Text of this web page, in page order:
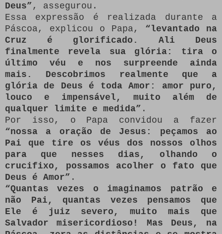
Deus” , assegurou.
Essa expressão é realizada durante a
Páscoa, explicou o Papa, “levantado na
Cruz é glorificado. Ali Deus
finalmente revela sua glória: tira o
último véu e nos surpreende ainda
mais. Descobrimos realmente que a
glória de Deus é toda Amor: amor puro,
louco e impensável, muito além de
qualquer limite e medida” .
Por isso, o Papa convidou a fazer
“nossa a oração de Jesus: peçamos ao
Pai que tire os véus dos nossos olhos
para que nesses dias, olhando o
crucifixo, possamos acolher o fato que
Deus é Amor” .
“Quantas vezes o imaginamos patrão e
não Pai, quantas vezes pensamos que
Ele é juiz severo, muito mais que
Salvador misericordioso! Mas Deus, na